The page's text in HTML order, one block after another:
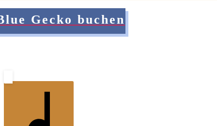
Gecko buchen